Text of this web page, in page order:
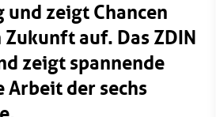
zeigt Chancen
auf. Das ZDIN
zeigt spannende
Arbeit der sechs